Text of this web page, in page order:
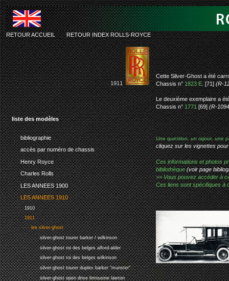
liste des modèles
bibliographie
accès par numéro de chassis
Henry Royce
Charles Rolls
LES ANNEES 1900
LES ANNEES 1910
1910
1911
les silver-ghost
silver-ghost tourer barker / wilkinson
silver-ghost roi des belges alford-alder
silver-ghost roi des belges wilkinson
silver-ghost tourer duplex barker "munster"
silver-ghost open drive limousine lawton
rolls-
RETOUR ACCUEIL-RETOUR INDEX ROLLS-ROYCE
1911
Cette Silver-Ghost a été
Chassis n°1823 E. [71](R-
Le deuxième exemplaire a
Chassis n°1771[69](R-
Une question, un rajout, une
cliquez sur les vignettes
Ces informations et photos
bibliothèque(voir page
>> Vous pouvez accéder à
Ces liens sont spécifiques à